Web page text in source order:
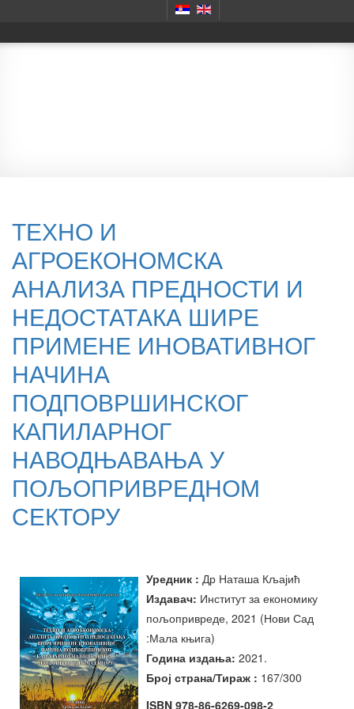
ТЕХНО И
АГРОЕКОНОМСКА
АНАЛИЗА ПРЕДНОСТИ И
НЕДОСТАТАКА ШИРЕ
ПРИМЕНЕ ИНОВАТИВНОГ
НАЧИНА
ПОДПОВРШИНСКОГ
КАПИЛАРНОГ
НАВОДЊАВАЊА У
ПОЉОПРИВРЕДНОМ
СЕКТОРУ
Уредник : Др Наташа Кљајић
Издавач: Институт за економику
пољопривреде, 2021 (Нови Сад
:Мала књига)
Година издања: 2021 .
Број страна/Тираж : 167/300
ISBN 978-86-6269-098-2